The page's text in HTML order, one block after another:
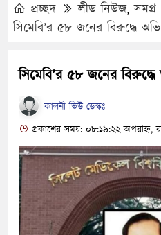
প্রচ্ছদ লীড নিউজ,
সিমেবি’র ৫৮ জনের বিরুদ্ধে
সিমেবি’র ৫৮ জনের
কালনী ভিউ ডেস্কঃ
প্রকাশের সময়: ০৮:১৯:২২ অপরাহ্ন,